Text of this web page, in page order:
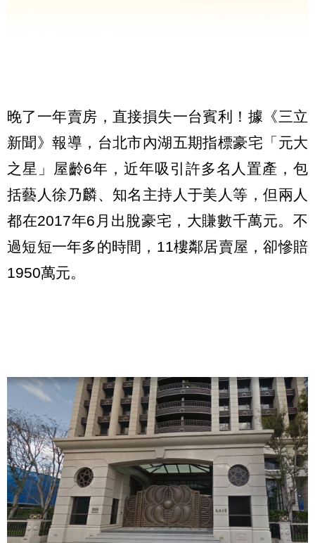
晚了一年賣房，直接損失一台賓利！據《三立
新聞》報導，台北市內湖五期指標豪宅「元大
之星」屋齡6年，近年吸引許多名人置產，包
括藝人徐乃麟、知名主持人于美人等，但兩人
都在2017年6月出脫豪宅，大賺數千萬元。不
過短短一年多的時間，11樓鄰居賣屋，卻慘賠
1950萬元。